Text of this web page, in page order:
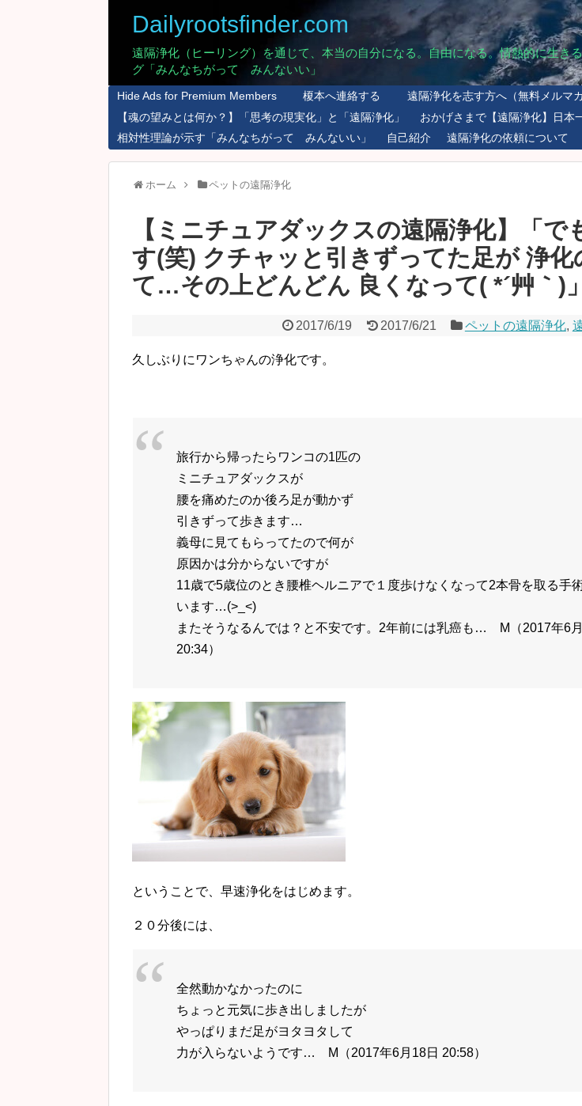
Dailyrootsfinder.com
遠隔浄化（ヒーリング）を通じて、本当の自分になる。自由になる。情熱的に生
グ「みんなちがって みんないい」
Hide Ads for Premium Members 榎本へ連絡する 遠隔浄化を志す方へ（無料メルマガ
【魂の望みとは何か？】「思考の現実化」と「遠隔浄化」
おかげさまで【遠隔浄化】日本
相対性理論が示す「みんなちがって みんないい」
自己紹介 遠隔浄化の依頼について
ホーム ペットの遠隔浄化
【ミニチュアダックスの遠隔浄化】「で
す(笑) クチャッと引きずってた足が 浄化
て…その上どんどん 良くなって( *´艸｀)」
2017/6/19 2017/6/21 ペットの遠隔浄化,
久しぶりにワンちゃんの浄化です。
旅行から帰ったらワンコの1匹の
ミニチュアダックスが
腰を痛めたのか後ろ足が動かず
引きずって歩きます…
義母に見てもらってたので何が
原因かは分からないですが
11歳で5歳位のとき腰椎ヘルニアで１度歩けなくなって2本骨を取る手
います…(>_<)
またそうなるんでは？と不安です。2年前には乳癌も… M（2017年6
20:34）
ということで、早速浄化をはじめます。
２０分後には、
全然動かなかったのに
ちょっと元気に歩き出しましたが
やっぱりまだ足がヨタヨタして
力が入らないようです… M（2017年6月18日 20:58）